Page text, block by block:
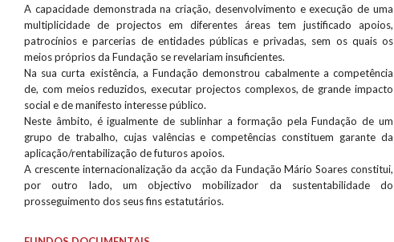
A capacidade demonstrada na criação, desenvolvimento e execução de uma
multiplicidade de projectos em diferentes áreas tem justificado apoios,
patrocínios e parcerias de entidades públicas e privadas, sem os quais os
meios próprios da Fundação se revelariam insuficientes.
Na sua curta existência, a Fundação demonstrou cabalmente a competência
de, com meios reduzidos, executar projectos complexos, de grande impacto
social e de manifesto interesse público.
Neste âmbito, é igualmente de sublinhar a formação pela Fundação de um
grupo de trabalho, cujas valências e competências constituem garante da
aplicação/rentabilização de futuros apoios.
A crescente internacionalização da acção da Fundação Mário Soares constitui,
por outro lado, um objectivo mobilizador da sustentabilidade do
prosseguimento dos seus fins estatutários.